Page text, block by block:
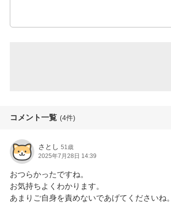
コメント一覧 (4件)
さとし 51歳
2025年7月28日 14:39
おつらかったですね。
お気持ちよくわかります。
あまりご自身を責めないであげてくださいね。